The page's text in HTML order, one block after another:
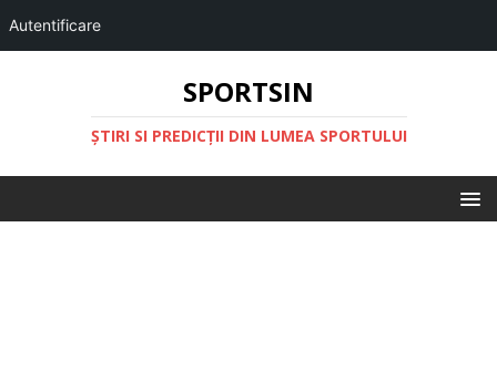
Autentificare
SPORTSIN
ŞTIRI SI PREDICŢII DIN LUMEA SPORTULUI